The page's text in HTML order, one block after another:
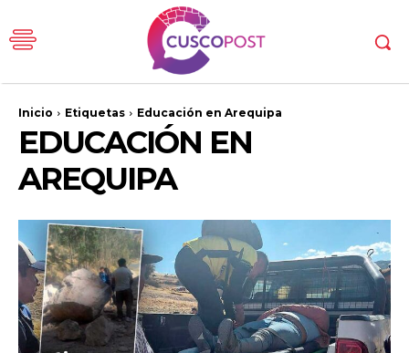
Inicio Etiquetas Educación en Arequipa
EDUCACIÓN EN
AREQUIPA